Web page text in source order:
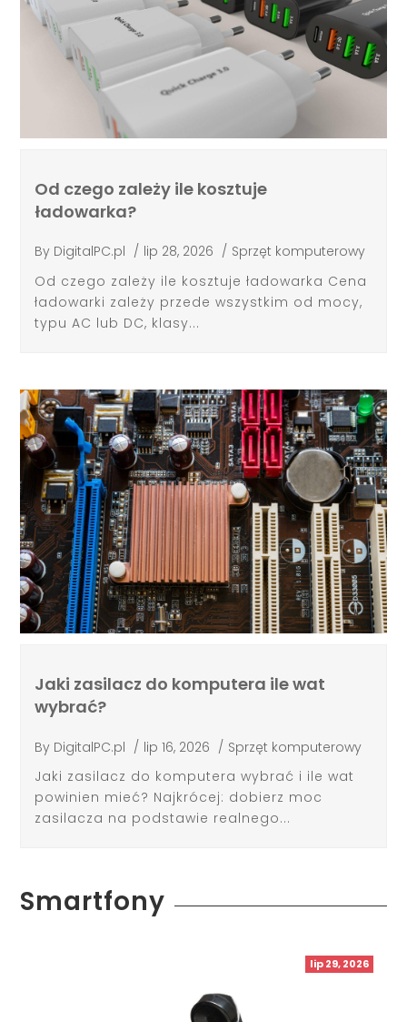
Od czego zależy ile kosztuje
ładowarka?
By DigitalPC.pl / lip 28, 2026 / Sprzęt komputerowy
Od czego zależy ile kosztuje ładowarka Cena
ładowarki zależy przede wszystkim od mocy,
typu AC lub DC, klasy...
Jaki zasilacz do komputera ile wat
wybrać?
By DigitalPC.pl / lip 16, 2026 / Sprzęt komputerowy
Jaki zasilacz do komputera wybrać i ile wat
powinien mieć? Najkrócej: dobierz moc
zasilacza na podstawie realnego...
Smartfony
lip 29, 2026